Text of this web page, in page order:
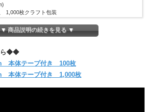
1,000枚クラフト包装
イズのOPP袋です！
ったりです！
プ付き。
止テープ使用です。
っては入らない場合もございますので、サイズをお確
▼ 商品説明の続きを見る ▼
ら◆◆
本体テープ付き 100枚
本体テープ付き 1,000枚